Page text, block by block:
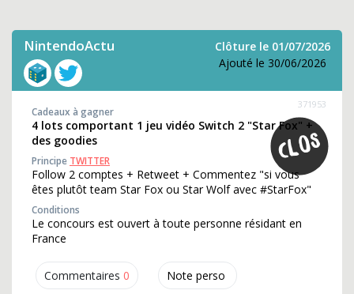
NintendoActu
Clôture le 01/07/2026
Ajouté le 30/06/2026
Commentaires 0 Note perso
371953
Cadeaux à gagner
4 lots comportant 1 jeu vidéo Switch 2 "Star Fox" +
des goodies
Principe TWITTER
Follow 2 comptes + Retweet + Commentez "si vous
êtes plutôt team Star Fox ou Star Wolf avec #StarFox"
Conditions
Le concours est ouvert à toute personne résidant en
France